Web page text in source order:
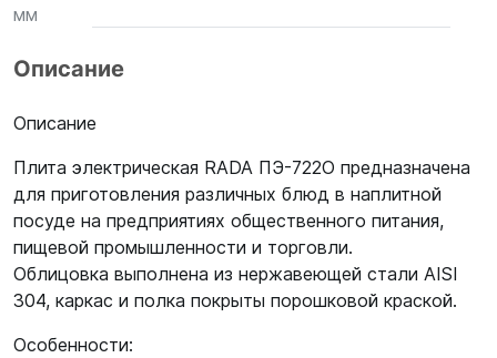
мм
Описание
Описание
Плита электрическая RADA ПЭ-722О предназначена
для приготовления различных блюд в наплитной
посуде на предприятиях общественного питания,
пищевой промышленности и торговли.
Облицовка выполнена из нержавеющей стали AISI
304, каркас и полка покрыты порошковой краской.
Особенности: